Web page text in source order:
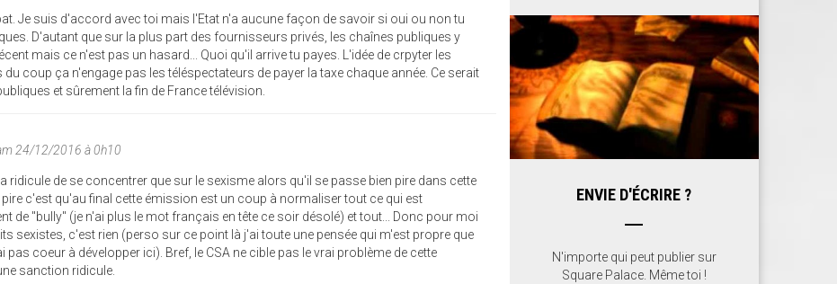
Je suis d'accord avec toi mais l'Etat n'a aucune façon de savoir si oui ou non tu
D'autant que sur la plus part des fournisseurs privés, les chaînes publiques y
mais ce n'est pas un hasard... Quoi qu'il arrive tu payes. L'idée de crpyter les
coup ça n'engage pas les téléspectateurs de payer la taxe chaque année. Ce serait
et sûrement la fin de France télévision.
24/12/2016 à 0h10
ridicule de se concentrer que sur le sexisme alors qu'il se passe bien pire dans cette
c'est qu'au final cette émission est un coup à normaliser tout ce qui est
de "bully" (je n'ai plus le mot français en tête ce soir désolé) et tout... Donc pour moi
sexistes, c'est rien (perso sur ce point là j'ai toute une pensée qui m'est propre que
pas coeur à développer ici). Bref, le CSA ne cible pas le vrai problème de cette
sanction ridicule.
ENVIE D'ÉCRIRE ?
N'importe qui peut publier sur
Square Palace. Même toi !